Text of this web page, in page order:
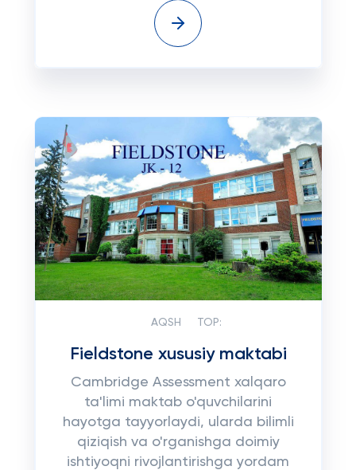
AQSH TOP:
Fieldstone xususiy maktabi
Cambridge Assessment xalqaro
ta'limi maktab o'quvchilarini
hayotga tayyorlaydi, ularda bilimli
qiziqish va o'rganishga doimiy
ishtiyoqni rivojlantirishga yordam